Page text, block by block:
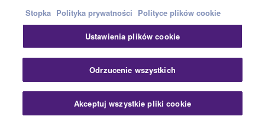
KontaktWarunki korzystaniaPolityka prywatności
Polityka plików cookieStopka
© Yamaha Corporation.
Stopka Polityka prywatności Polityce plików cookie
Ustawienia plików cookie
Odrzucenie wszystkich
Akceptuj wszystkie pliki cookie